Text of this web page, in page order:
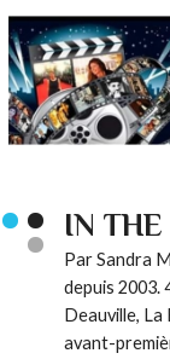
IN
Par Sandra
depuis 2003.
Deauville, La
avant-